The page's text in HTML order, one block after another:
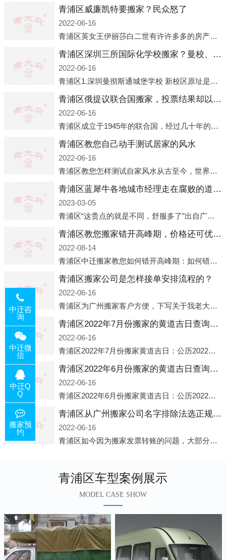
青浦区威廉凯特要搬家？民众怒了
2022-06-16
青浦区英女王伊丽莎白二世有许许多多的房产，遍布英国各地。而作为英女王的亲孙子、未来的英国国王，威廉王子自然也能享受到女王的房产。目前，威廉凯特以及三个孩子有两个经常居住的地点，一处是位于伦敦的肯辛顿宫，一处
青浦区深圳三所国际化学校搬家？曼校、QSI、南山中英文搬走了
2022-06-16
青浦区1.深圳曼彻斯通城堡学校 新校区原址是蛇口国际据悉，此次曼彻斯通城堡学校搬迁到蛇口新校区的开办与蛇口外籍人员子女学校（蛇口国际）有很大的关联。2021年，太子湾实验部就宣布在2022年正式并入蛇口外籍
青浦区俄提议联合国搬家，投票结果却以惨败收场
2022-06-16
青浦区成立于1945年的联合国，经过几十年的发展，如今拥有193个成员国。拥有如此众多会员国的联合国，可以说是世界上最具代表性的国际组织，也是世界上分量最重、有着较高话语权的国际组织。但以美国为首的西方国家
青浦区教您自己动手测试居家的风水
2022-06-16
青浦区教您怎样测试自家风水从古至今，世界各地的人们都在研究人在乾坤中的位置以及它们所形成的关系。通过探究季节转换、星象变化，并且在所观测到的自然规律的指导下，人们开始认识到居住在不同住宅中的人，其一生中的财
青浦区蓝犀牛各地城市经理走在腐败的道路上
2023-03-05
青浦区“这贵点的就是不同，舒服多了”出自广州运营邓经理的口中。2023年开年刚出来，三个司机（加盟蓝犀牛的个人队伍）便请广州经理去佛山娱乐场所大消费了一次，据知悉一晚消费达一万多，由三人平摊费用，燃鹅这样的
青浦区教您搬家错开高峰期，价格还可优惠！
2022-08-14
青浦区中迁搬家教您如何错开高峰期：如何错开高峰期搬家，中迁搬家做了一些电话数据统计和分析，发现市民中午2点左右访问网站的人是最多的，电话咨询是早上9点左右是最多的，预约搬家周六和周日是最多的，网上QQ微
青浦区搬家公司是怎样接单安排流程的？
2022-06-16
青浦区为广州搬家客户方便，下写关于我老大众搬家公司接单的流程，九条给搬家朋友参考，了解搬家公司工序，免去搬家时的没有准备好的工作，给您及时快速的搬好家。一．电话咨询：专人接待客户电话咨询，初步了解客户搬 家
青浦区2022年7月份搬家的黄道吉日查询大全一览表哪天适合搬家好日子
2022-06-16
青浦区2022年7月份搬家黄道吉日：公历2022年7月6日 农历六月初八 星期三 冲虎(甲寅)公历2022年7月12日 农历六月十四 星期二 冲猴(庚申)公历2022年7月13日 农历六月十五 星期三 冲鸡
青浦区2022年6月份搬家的黄道吉日查询大全一览表哪天适合搬家好日子
2022-06-16
青浦区2022年6月份搬家黄道吉日：公历2022年6月1日 农历五月初三 星期三 冲兔(己卯)公历2022年6月4日 农历五月初六 星期六 冲马(壬午)公历2022年6月8日 农历五月初十 星期三 冲狗(丙
青浦区从广州搬家公司名字排除法选正规公司
2022-06-16
青浦区如今因为搬家发票转账的问题，大部分搬家公司都已经注册了营业执照，早5年前基本上所谓的搬家公司都是无注册状态也就是无照营业，由于企业注册量大增所以各种企业信息展示平台如雨后春笋般遍地开花，如：天眼查，企
青浦区车型案例展示
MODEL CASE SHOW
中迁咨
询
中迁微
信
中迁Q
Q
搬家预
约